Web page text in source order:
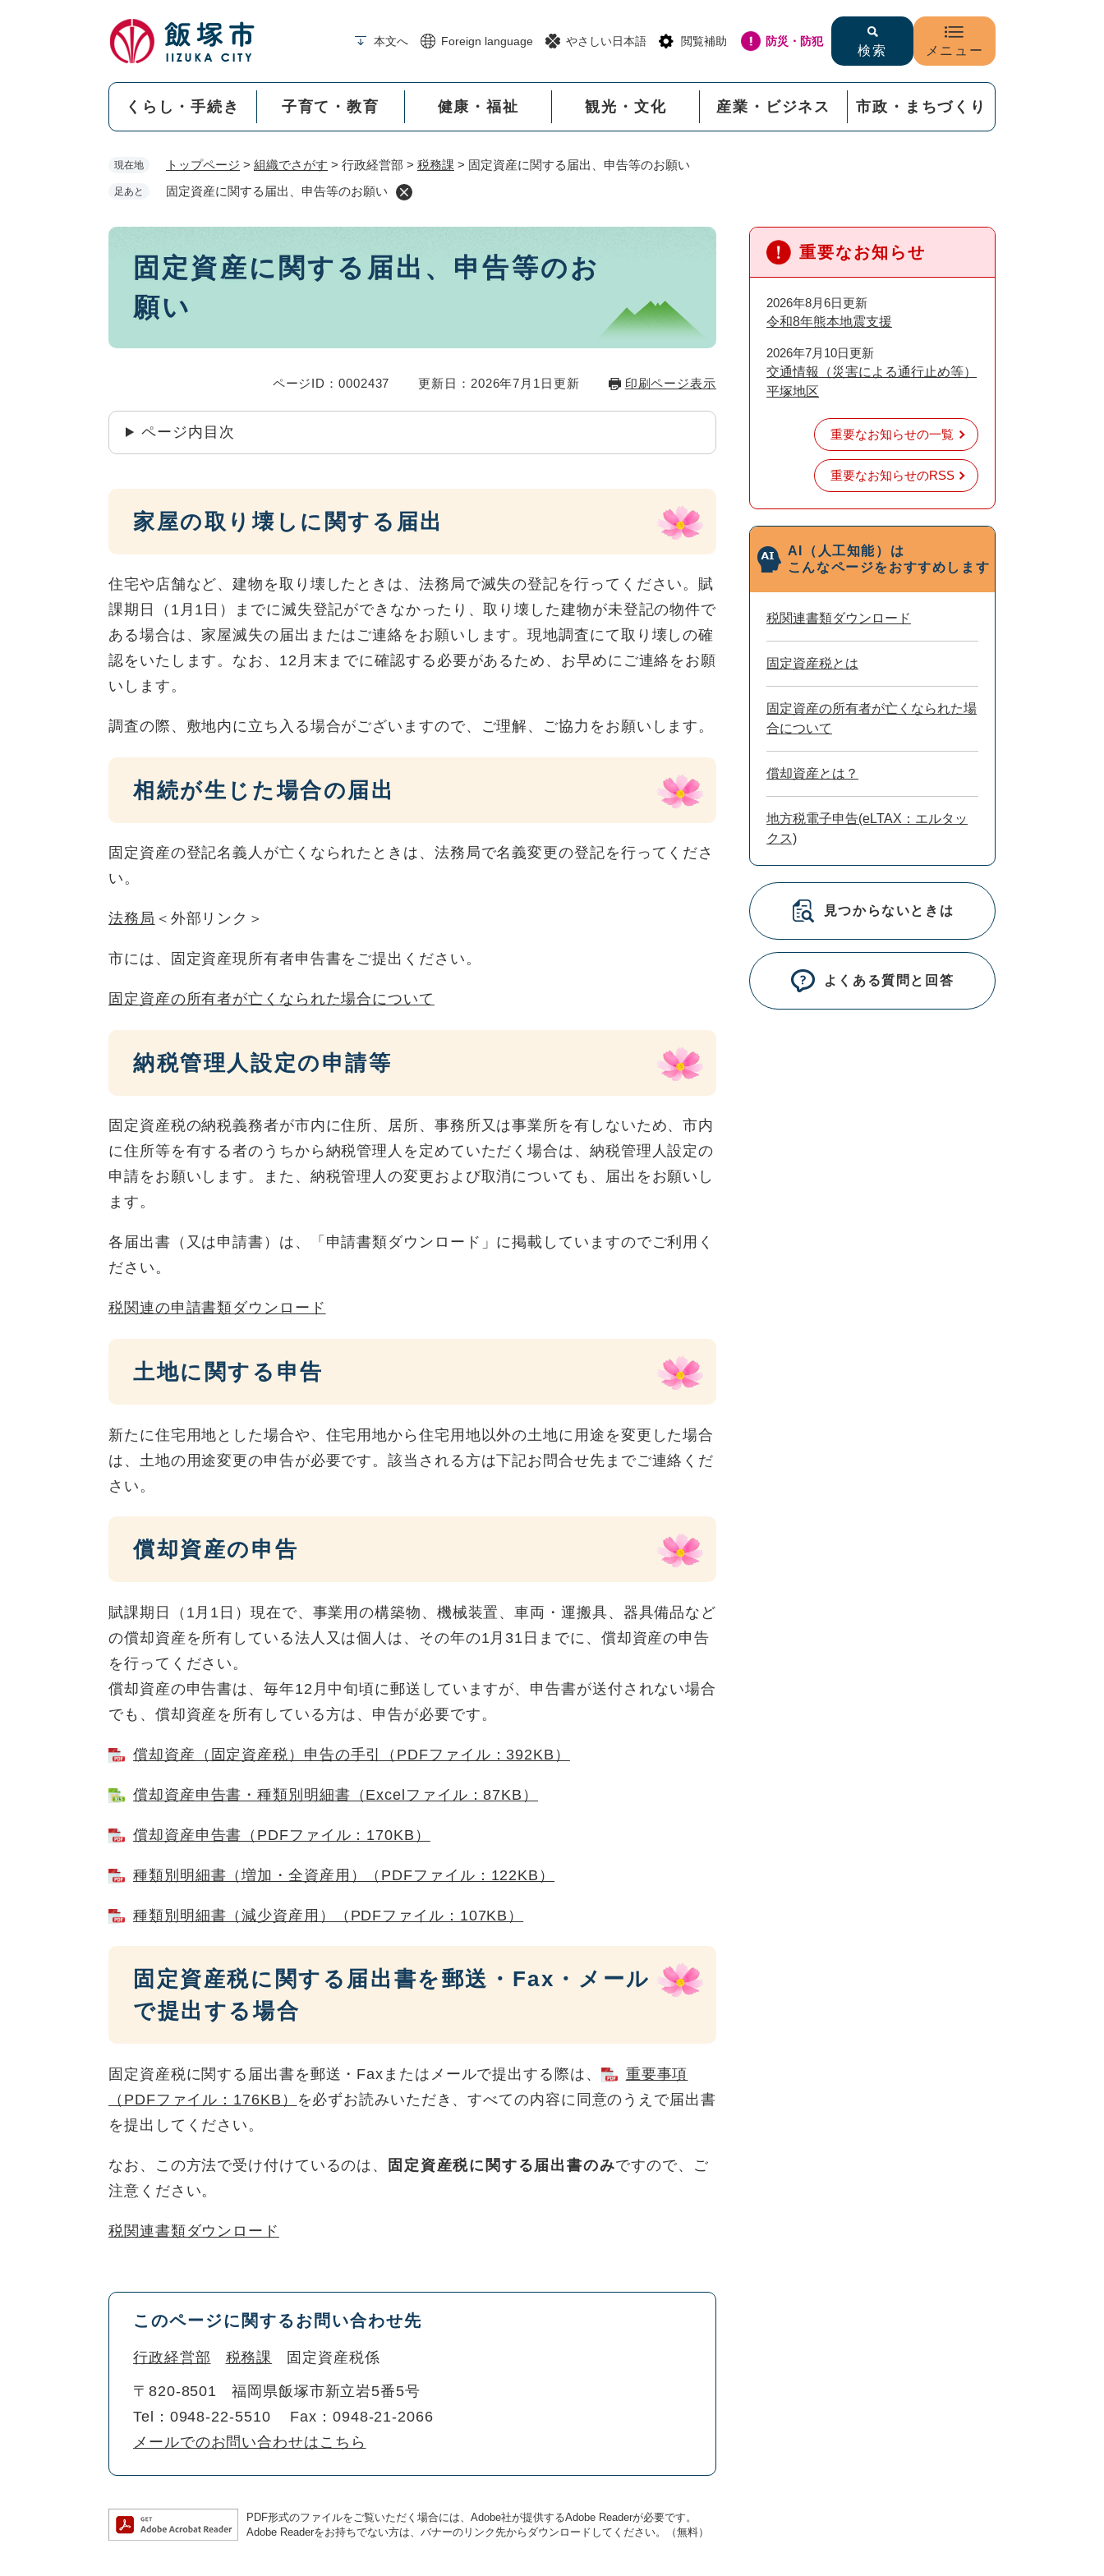
本文へ Foreign language やさしい日本語 閲覧補助 防災・防犯
検索 メニュー
くらし・手続き 子育て・教育 健康・福祉 観光・文化 産業・ビジネス 市政・まちづくり
現在地 トップページ > 組織でさがす > 行政経営部 > 税務課 > 固定資産に関する届出、申告等のお願い
足あと 固定資産に関する届出、申告等のお願い
本
固定資産に関する届出、申告等のお
願い
ページID：0002437 更新日：2026年7月1日更新 印刷ページ表示
ページ内目次
家屋の取り壊しに関する届出
住宅や店舗など、建物を取り壊したときは、法務局で滅失の登記を行ってください。賦
課期日（1月1日）までに滅失登記ができなかったり、取り壊した建物が未登記の物件で
ある場合は、家屋滅失の届出またはご連絡をお願いします。現地調査にて取り壊しの確
認をいたします。なお、12月末までに確認する必要があるため、お早めにご連絡をお願
いします。
調査の際、敷地内に立ち入る場合がございますので、ご理解、ご協力をお願いします。
相続が生じた場合の届出
固定資産の登記名義人が亡くなられたときは、法務局で名義変更の登記を行ってくださ
い。
法務局 ＜外部リンク＞
市には、固定資産現所有者申告書をご提出ください。
固定資産の所有者が亡くなられた場合について
納税管理人設定の申請等
固定資産税の納税義務者が市内に住所、居所、事務所又は事業所を有しないため、市内
に住所等を有する者のうちから納税管理人を定めていただく場合は、納税管理人設定の
申請をお願いします。また、納税管理人の変更および取消についても、届出をお願いし
ます。
各届出書（又は申請書）は、「申請書類ダウンロード」に掲載していますのでご利用く
ださい。
税関連の申請書類ダウンロード
土地に関する申告
新たに住宅用地とした場合や、住宅用地から住宅用地以外の土地に用途を変更した場合
は、土地の用途変更の申告が必要です。該当される方は下記お問合せ先までご連絡くだ
さい。
償却資産の申告
賦課期日（1月1日）現在で、事業用の構築物、機械装置、車両・運搬具、器具備品など
の償却資産を所有している法人又は個人は、その年の1月31日までに、償却資産の申告
を行ってください。
償却資産の申告書は、毎年12月中旬頃に郵送していますが、申告書が送付されない場合
でも、償却資産を所有している方は、申告が必要です。
償却資産（固定資産税）申告の手引（PDFファイル：392KB）
償却資産申告書・種類別明細書（Excelファイル：87KB）
償却資産申告書（PDFファイル：170KB）
種類別明細書（増加・全資産用）（PDFファイル：122KB）
種類別明細書（減少資産用）（PDFファイル：107KB）
固定資産税に関する届出書を郵送・Fax・メール
で提出する場合
固定資産税に関する届出書を郵送・Faxまたはメールで提出する際は、
重要事項
（PDFファイル：176KB）
を必ずお読みいただき、すべての内容に同意のうえで届出書
を提出してください。
なお、この方法で受け付けているのは、 固定資産税に関する届出書のみですので、ご
注意ください。
税関連書類ダウンロード
このページに関するお問い合わせ先
行政経営部 税務課 固定資産税係
〒820-8501
福岡県飯塚市新立岩5番5号
Tel：0948-22-5510
Fax：0948-21-2066
メールでのお問い合わせはこちら
PDF形式のファイルをご覧いただく場合には、Adobe社が提供するAdobe Readerが必要です。
Adobe Readerをお持ちでない方は、バナーのリンク先からダウンロードしてください。（無料）
重要なお知らせ
2026年8月6日更新
令和8年熊本地震支援
2026年7月10日更新
交通情報（災害による通行止め等）
平塚地区
重要なお知らせの一覧
重要なお知らせのRSS
AI（人工知能）は
こんなページをおすすめします
税関連書類ダウンロード
固定資産税とは
固定資産の所有者が亡くなられた場
合について
償却資産とは？
地方税電子申告(eLTAX：エルタッ
クス)
見つからないときは
よくある質問と回答